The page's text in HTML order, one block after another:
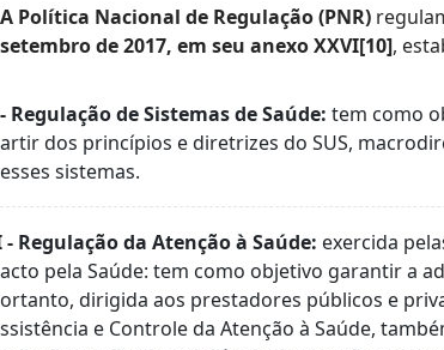
A Política Nacional de Regulação (PNR)
setembro de 2017, em seu anexo XXVI[10],
Regulação de Sistemas de Saúde: tem como
dos princípios e diretrizes do SUS,
sistemas.
- Regulação da Atenção à Saúde: exercida
pela Saúde: tem como objetivo garantir a
dirigida aos prestadores públicos e
e Controle da Atenção à Saúde,